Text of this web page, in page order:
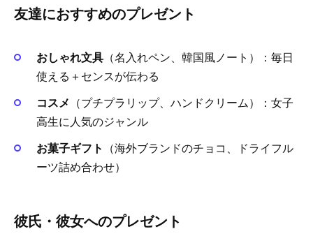
友達におすすめのプレゼント
おしゃれ文具 （名入れペン、韓国風ノート）：毎日
使える＋センスが伝わる
コスメ
（プチプラリップ、ハンドクリーム）：女子
高生に人気のジャンル
お菓子ギフト
（海外ブランドのチョコ、ドライフル
ーツ詰め合わせ）
彼氏・彼女へのプレゼント